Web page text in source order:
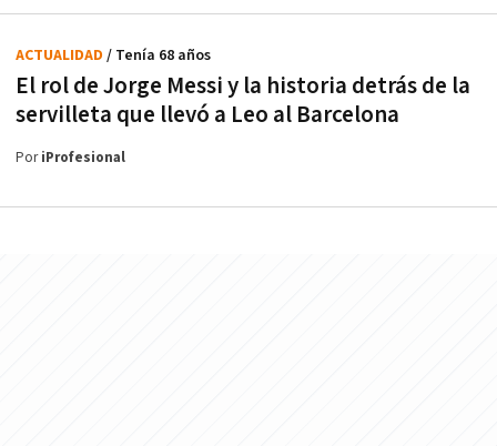
El rol de Jorge Messi y la historia detrás de la
servilleta que llevó a Leo al Barcelona
ACTUALIDAD / Tenía 68 años
PoriProfesional